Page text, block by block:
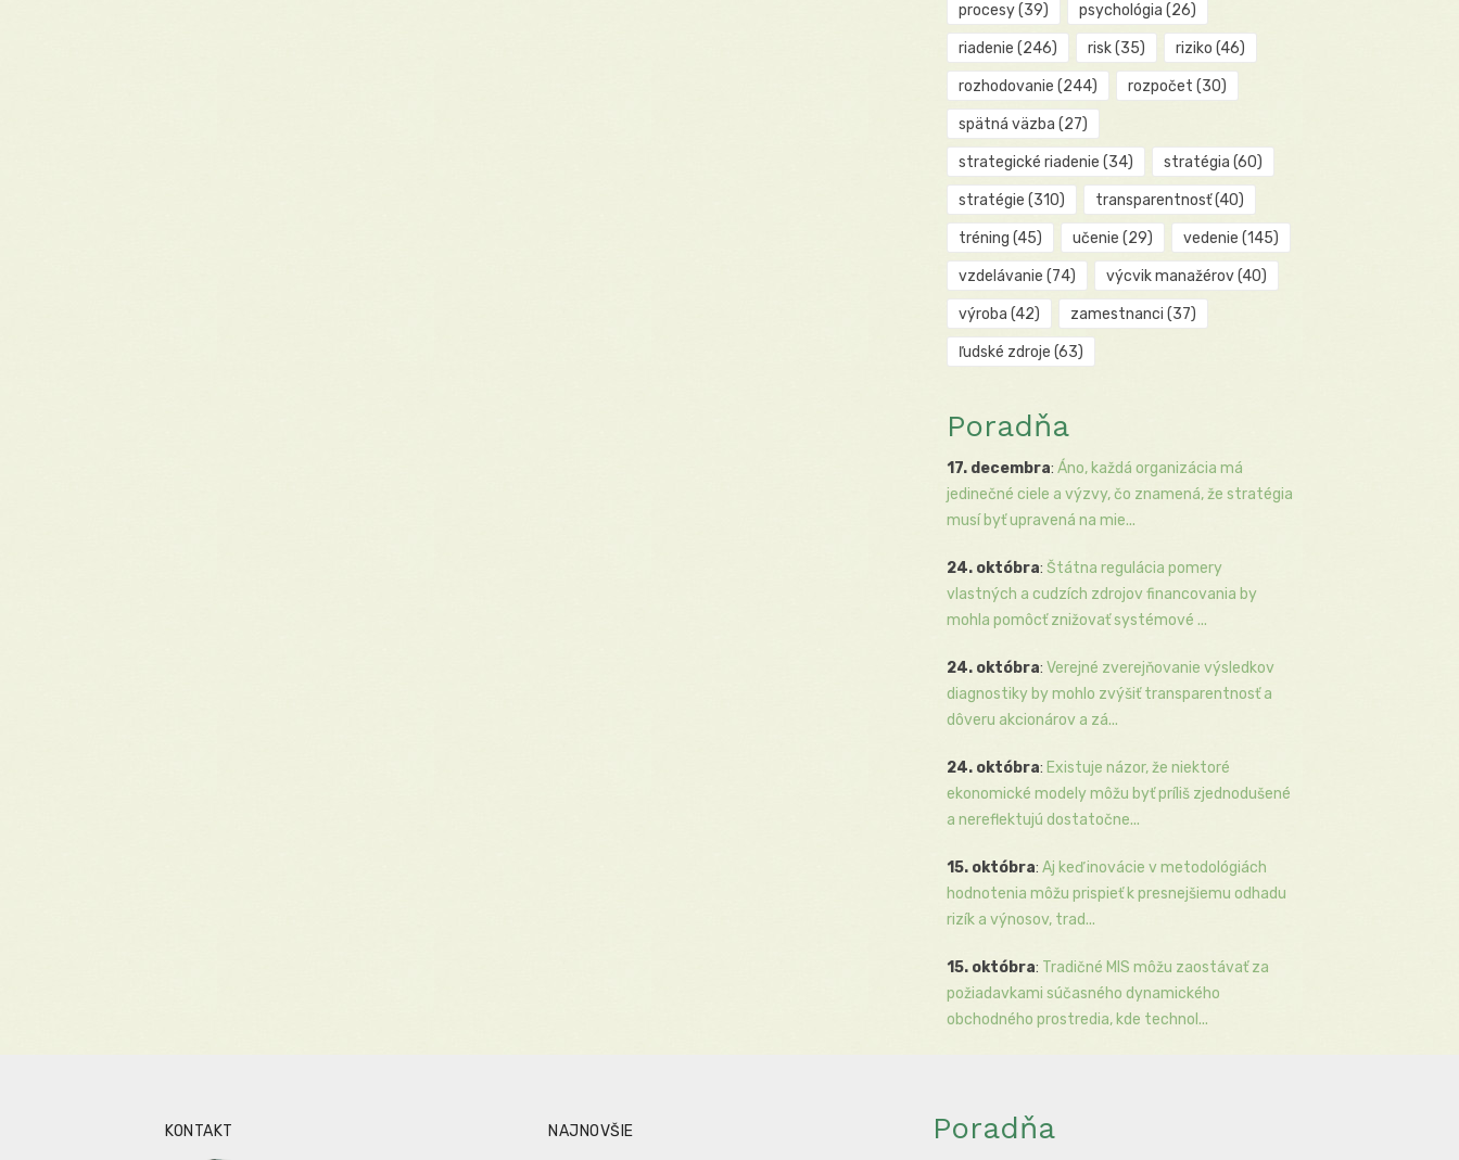
procesy(39) psychológia (26)
riadenie (246) risk(35) riziko (46)
rozhodovanie (244) rozpočet (30)
spätná väzba (27)
strategické riadenie (34) stratégia (60)
stratégie (310) transparentnosť(40)
tréning (45) učenie (29) vedenie (145)
vzdelávanie (74) výcvik manažérov(40)
výroba (42) zamestnanci (37)
ľudské zdroje (63)
Poradňa
17. decembra: Áno, každá organizácia má
jedinečné ciele a výzvy, čo znamená, že stratégia
musí byť upravená na mie...
24. októbra: Štátna regulácia pomery
vlastných a cudzích zdrojov financovania by
mohla pomôcť znižovať systémové ...
24. októbra: Verejné zverejňovanie výsledkov
diagnostiky by mohlo zvýšiť transparentnosť a
dôveru akcionárov a zá...
24. októbra: Existuje názor, že niektoré
ekonomické modely môžu byť príliš zjednodušené
a nereflektujú dostatočne...
15. októbra: Aj keď inovácie v metodológiách
hodnotenia môžu prispieť k presnejšiemu odhadu
rizík a výnosov, trad...
15. októbra: Tradičné MIS môžu zaostávať za
požiadavkami súčasného dynamického
obchodného prostredia, kde technol...
KONTAKT NAJNOVŠIE Poradňa